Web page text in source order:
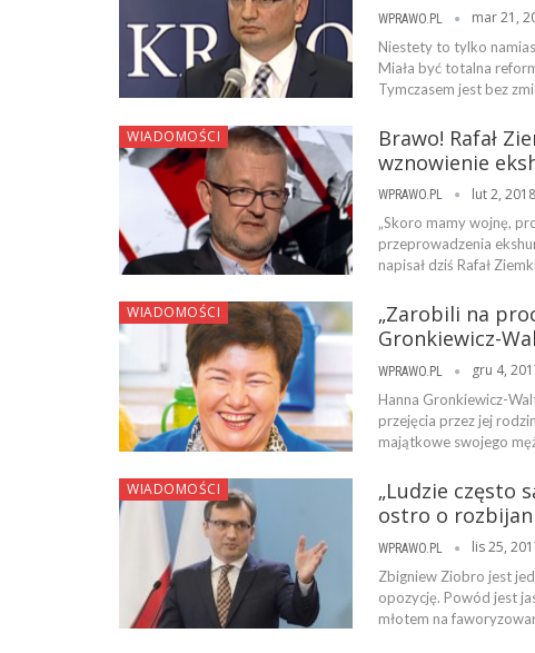
WPRAWO.PL mar 21,
Niestety to tylko
Miała być totalna
Tymczasem jest bez
WIADOMOŚCI
Brawo! Rafał
wznowienie
WPRAWO.PL lut 2, 2018
„Skoro mamy wojnę,
przeprowadzenia
napisał dziś Rafał
WIADOMOŚCI
„Zarobili na
Gronkiewicz-
WPRAWO.PL gru 4,
Hanna Gronkiewicz-
przejęcia przez jej
majątkowe swojego
WIADOMOŚCI
„Ludzie często
ostro o
WPRAWO.PL lis 25,
Zbigniew Ziobro jest
opozycję. Powód jest
młotem na